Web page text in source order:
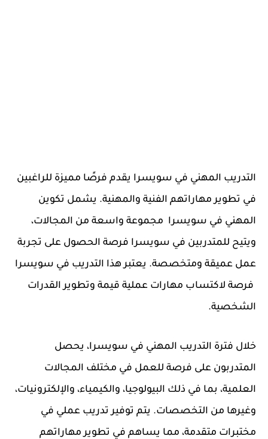
التدريب المهني في سويسرا يقدم فرصًا مميزة للراغبين
في تطوير مهاراتهم الفنية والمهنية. يشمل تكوين
المهني في سويسرا مجموعة واسعة من المجالات،
ويتيح للمتدربين في سويسرا فرصة الحصول على تجربة
عمل عميقة ومتخصصة. يعتبر هذا التدريب في سويسرا
فرصة لاكتساب مهارات عملية قيمة وتطوير القدرات
الشخصية.
خلال فترة التدريب المهني في سويسرا، يحصل
المتدربون على فرصة للعمل في مختلف المجالات
العلمية، بما في ذلك البيولوجيا، والكيمياء، والإلكترونيات،
وغيرها من التخصصات. يتم توفير تدريب عملي في
مختبرات متقدمة، مما يساهم في تطوير مهاراتهم